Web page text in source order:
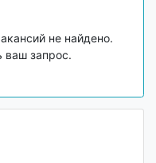
не найдено.
ваш запрос.